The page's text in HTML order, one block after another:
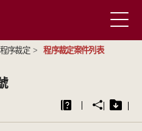
程序裁定 > 程序裁定案件列表